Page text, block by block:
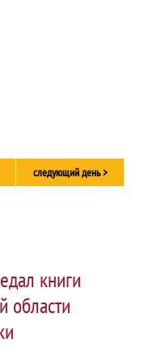
следующий день >
книги
области